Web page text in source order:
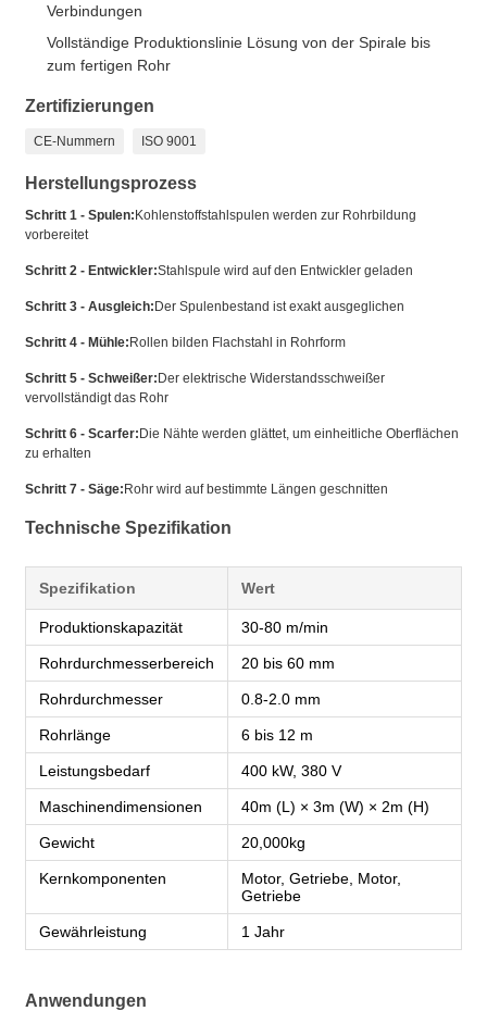
Verbindungen
Vollständige Produktionslinie Lösung von der Spirale bis
zum fertigen Rohr
Zertifizierungen
CE-Nummern ISO 9001
Herstellungsprozess
Schritt 1 - Spulen:Kohlenstoffstahlspulen werden zur Rohrbildung
vorbereitet
Schritt 2 - Entwickler:Stahlspule wird auf den Entwickler geladen
Schritt 3 - Ausgleich:Der Spulenbestand ist exakt ausgeglichen
Schritt 4 - Mühle:Rollen bilden Flachstahl in Rohrform
Schritt 5 - Schweißer:Der elektrische Widerstandsschweißer
vervollständigt das Rohr
Schritt 6 - Scarfer:Die Nähte werden glättet, um einheitliche Oberflächen
zu erhalten
Schritt 7 - Säge:Rohr wird auf bestimmte Längen geschnitten
Technische Spezifikation
Spezifikation Wert
Produktionskapazität 30-80 m/min
Rohrdurchmesserbereich 20 bis 60 mm
Rohrdurchmesser 0.8-2.0 mm
Rohrlänge 6 bis 12 m
Leistungsbedarf 400 kW, 380 V
Maschinendimensionen 40m (L) × 3m (W) × 2m (H)
Gewicht 20,000kg
Kernkomponenten
Motor, Getriebe, Motor,
Getriebe
Gewährleistung 1 Jahr
Anwendungen